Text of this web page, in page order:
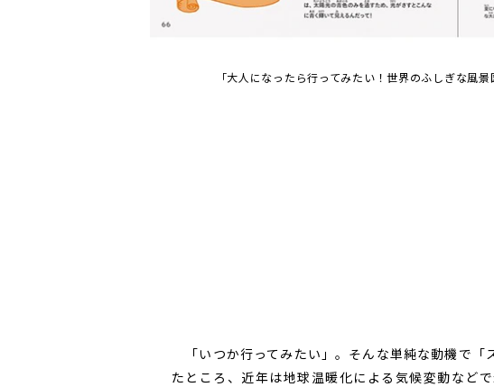
「大人になったら行ってみたい！世界のふしぎな風
「いつか行ってみたい」。そんな単純な動機で「
たところ、近年は地球温暖化による気候変動など